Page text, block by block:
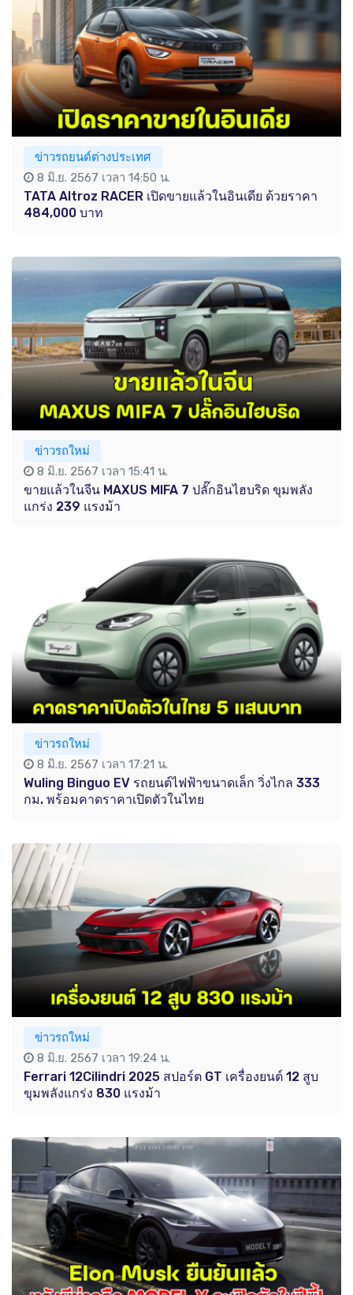
ข่าวรถยนต์ต่างประเทศ
8 มิ.ย. 2567 เวลา 14:50 น.
TATA Altroz RACER เปิดขายแล้วในอินเดีย ด้วยราคา
484,000 บาท
ข่าวรถใหม่
8 มิ.ย. 2567 เวลา 15:41 น.
ขายแล้วในจีน MAXUS MIFA 7 ปลั๊กอินไฮบริด ขุมพลัง
แกร่ง 239 แรงม้า
ข่าวรถใหม่
8 มิ.ย. 2567 เวลา 17:21 น.
Wuling Binguo EV รถยนต์ไฟฟ้าขนาดเล็ก วิ่งไกล 333
กม. พร้อมคาดราคาเปิดตัวในไทย
ข่าวรถใหม่
8 มิ.ย. 2567 เวลา 19:24 น.
Ferrari 12Cilindri 2025 สปอร์ต GT เครื่องยนต์ 12 สูบ
ขุมพลังแกร่ง 830 แรงม้า